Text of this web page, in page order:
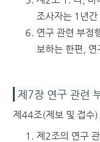
조사자는 1년
연구 관련 부정
보하는 한편, 연
제7장 연구 관련
제44조(제보 및 접수)
제2조의 연구